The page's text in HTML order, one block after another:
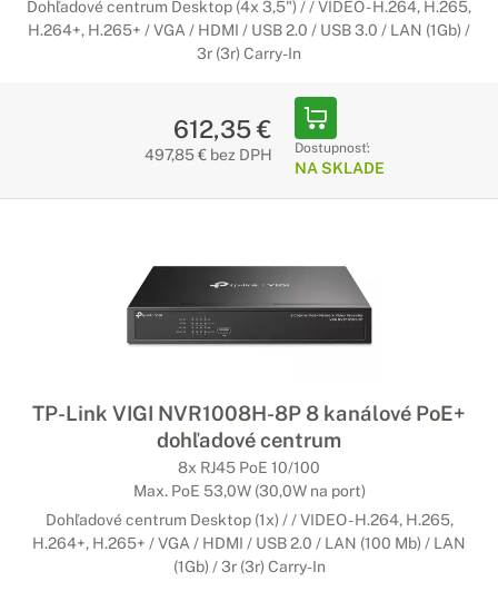
Dohľadové centrum Desktop (4x 3,5") / / VIDEO - H.264, H.265,
H.264+, H.265+ / VGA / HDMI / USB 2.0 / USB 3.0 / LAN (1Gb) /
3r (3r) Carry-In
612,35 €
497,85 € bez DPH Dostupnosť:
NA SKLADE
TP-Link VIGI NVR1008H-8P 8 kanálové PoE+
dohľadové centrum
8x RJ45 PoE 10/100
Max. PoE 53,0W (30,0W na port)
Dohľadové centrum Desktop (1x) / / VIDEO - H.264, H.265,
H.264+, H.265+ / VGA / HDMI / USB 2.0 / LAN (100 Mb) / LAN
(1Gb) / 3r (3r) Carry-In